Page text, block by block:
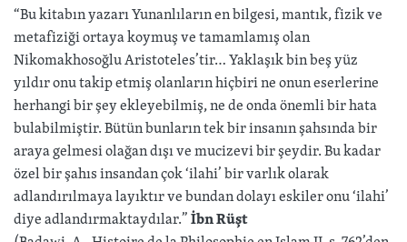
“Bu kitabın yazarı Yunanlıların en bilgesi, mantık, fizik ve
metafiziği ortaya koymuş ve tamamlamış olan
Nikomakhosoğlu Aristoteles’tir… Yaklaşık bin beş yüz
yıldır onu takip etmiş olanların hiçbiri ne onun eserlerine
herhangi bir şey ekleyebilmiş, ne de onda önemli bir hata
bulabilmiştir. Bütün bunların tek bir insanın şahsında bir
araya gelmesi olağan dışı ve mucizevi bir şeydir. Bu kadar
özel bir şahıs insandan çok ‘ilahi’ bir varlık olarak
adlandırılmaya layıktır ve bundan dolayı eskiler onu ‘ilahi’
diye adlandırmaktaydılar.”İbn Rüşt